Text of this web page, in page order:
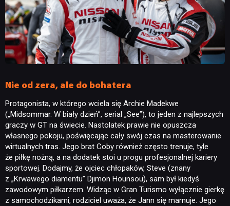
Nie od zera, ale do bohatera
Protagonista, w którego wciela się Archie Madekwe
(„Midsommar. W biały dzień”, serial „See”), to jeden z najlepszych
graczy w GT na świecie. Nastolatek prawie nie opuszcza
własnego pokoju, poświęcając cały swój czas na masterowanie
wirtualnych tras. Jego brat Coby również często trenuje, tyle
że piłkę nożną, a na dodatek stoi u progu profesjonalnej kariery
sportowej. Dodajmy, że ojciec chłopaków, Steve (znany
z „Krwawego diamentu” Djimon Hounsou), sam był kiedyś
zawodowym piłkarzem. Widząc w Gran Turismo wyłącznie gierkę
z samochodzikami, rodziciel uważa, że Jann się marnuje. Jego